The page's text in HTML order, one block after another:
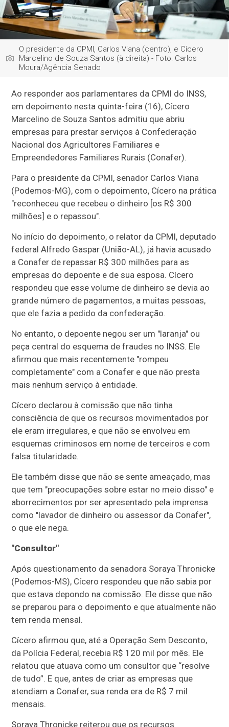
O presidente da CPMI, Carlos Viana (centro), e Cícero
Marcelino de Souza Santos (à direita) - Foto: Carlos
Moura/Agência Senado
Ao responder aos parlamentares da CPMI do INSS,
em depoimento nesta quinta-feira (16), Cícero
Marcelino de Souza Santos admitiu que abriu
empresas para prestar serviços à Confederação
Nacional dos Agricultores Familiares e
Empreendedores Familiares Rurais (Conafer).
Para o presidente da CPMI, senador Carlos Viana
(Podemos-MG), com o depoimento, Cícero na prática
"reconheceu que recebeu o dinheiro [os R$ 300
milhões] e o repassou".
No início do depoimento, o relator da CPMI, deputado
federal Alfredo Gaspar (União-AL), já havia acusado
a Conafer de repassar R$ 300 milhões para as
empresas do depoente e de sua esposa. Cícero
respondeu que esse volume de dinheiro se devia ao
grande número de pagamentos, a muitas pessoas,
que ele fazia a pedido da confederação.
No entanto, o depoente negou ser um "laranja" ou
peça central do esquema de fraudes no INSS. Ele
afirmou que mais recentemente "rompeu
completamente" com a Conafer e que não presta
mais nenhum serviço à entidade.
Cícero declarou à comissão que não tinha
consciência de que os recursos movimentados por
ele eram irregulares, e que não se envolveu em
esquemas criminosos em nome de terceiros e com
falsa titularidade.
Ele também disse que não se sente ameaçado, mas
que tem "preocupações sobre estar no meio disso" e
aborrecimentos por ser apresentado pela imprensa
como "lavador de dinheiro ou assessor da Conafer",
o que ele nega.
"Consultor"
Após questionamento da senadora Soraya Thronicke
(Podemos-MS), Cícero respondeu que não sabia por
que estava depondo na comissão. Ele disse que não
se preparou para o depoimento e que atualmente não
tem renda mensal.
Cícero afirmou que, até a Operação Sem Desconto,
da Polícia Federal, recebia R$ 120 mil por mês. Ele
relatou que atuava como um consultor que “resolve
de tudo”. E que, antes de criar as empresas que
atendiam a Conafer, sua renda era de R$ 7 mil
mensais.
Soraya Thronicke reiterou que os recursos